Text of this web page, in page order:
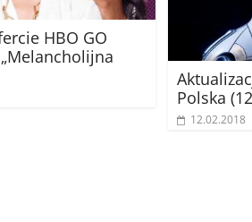
HBO GO
Polska
12.02.2018